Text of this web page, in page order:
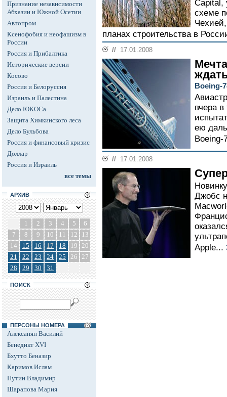
Признание независимости
Абхазии и Южной Осетии
Автопром
Ксенофобия и неофашизм в
России
Россия и Прибалтика
Исторические версии
Косово
Россия и Белоруссия
Израиль и Палестина
Дело ЮКОСа
Защита Химкинского леса
Дело Бульбова
Россия и финансовый кризис
Доллар
Россия и Израиль
все темы
АРХИВ
1 2 3 4 5
6
7
8 9 10 11 12
13
14
15 16 17 18 19 20
21
22 23 24 25 26 27
28
29 30 31
ПОИСК
ПЕРСОНЫ НОМЕРА
Алексанян Василий
Бенедикт XVI
Бхутто Беназир
Каримов Ислам
Путин Владимир
Шарапова Мария
Capital,
схеме
планах строительства в
// 17.01.2008
Boeing-
вчера
ею
// 17.01.2008
Джобс
Apple...